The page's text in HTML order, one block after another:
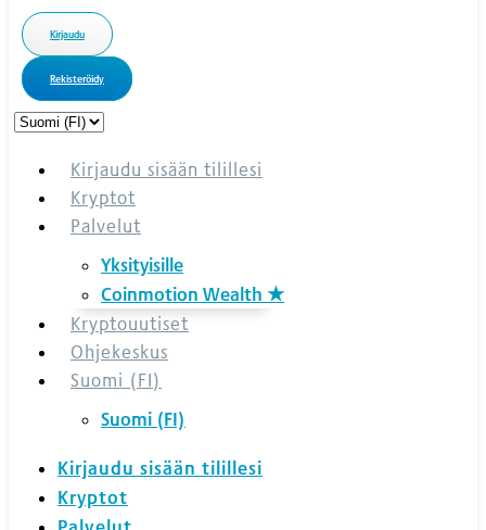
Kirjaudu
Rekisteröidy
Choose
languageKirjaudu sisään tilillesi
Kryptot
Palvelut
Yksityisille
Coinmotion Wealth ★
Kryptouutiset
Ohjekeskus
Suomi (FI)
Suomi (FI)
Kirjaudu sisään tilillesi
Kryptot